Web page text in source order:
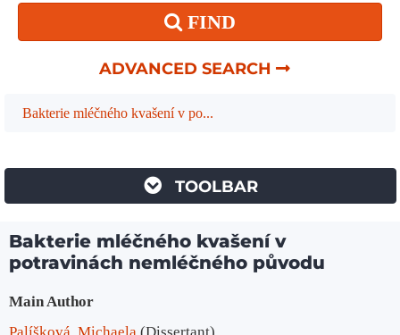
FIND
ADVANCED SEARCH
Bakterie mléčného kvašení v po...
TOOLBAR
Bakterie mléčného kvašení v
potravinách nemléčného původu
Bibliographic Details
Main Author